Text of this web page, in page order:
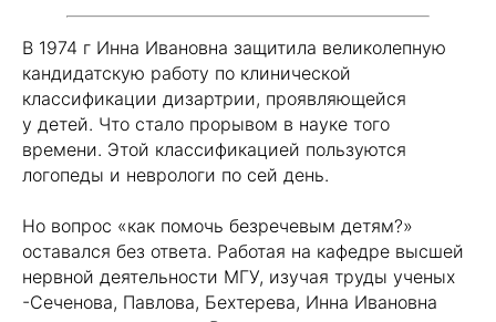
В 1974 г Инна Ивановна защитила великолепную
кандидатскую работу по клинической
классификации дизартрии, проявляющейся
у детей. Что стало прорывом в науке того
времени. Этой классификацией пользуются
логопеды и неврологи по сей день.
Но вопрос «как помочь безречевым детям?»
оставался без ответа. Работая на кафедре высшей
нервной деятельности МГУ, изучая труды ученых
-Сеченова, Павлова, Бехтерева, Инна Ивановна